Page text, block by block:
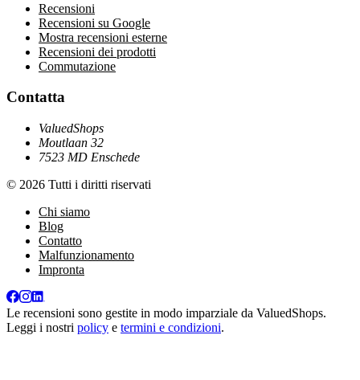
Recensioni
Recensioni su Google
Mostra recensioni esterne
Recensioni dei prodotti
Commutazione
Contatta
ValuedShops
Moutlaan 32
7523 MD Enschede
© 2026 Tutti i diritti riservati
Chi siamo
Blog
Contatto
Malfunzionamento
Impronta
Le recensioni sono gestite in modo imparziale da ValuedShops.
Leggi i nostri policy e termini e condizioni.